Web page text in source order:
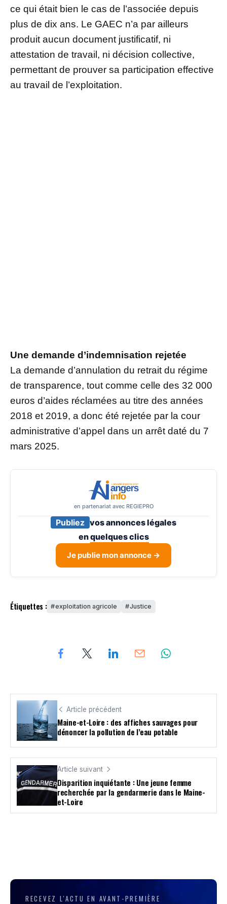
ce qui était bien le cas de l’associée depuis
plus de dix ans. Le GAEC n’a par ailleurs
produit aucun document justificatif, ni
attestation de travail, ni décision collective,
permettant de prouver sa participation effective
au travail de l’exploitation.
Une demande d’indemnisation rejetée
La demande d’annulation du retrait du régime
de transparence, tout comme celle des 32 000
euros d’aides réclamées au titre des années
2018 et 2019, a donc été rejetée par la cour
administrative d’appel dans un arrêt daté du 7
mars 2025.
en partenariat avec REGIEPRO
Publiez vos annonces légales
enquelques clics
Je publie mon annonce →
Étiquettes : exploitation agricole Justice
Article précédent
Maine-et-Loire : des affiches sauvages pour
dénoncer la pollution de l’eau potable
Article suivant
Disparition inquiétante : Une jeune femme
recherchée par la gendarmerie dans le Maine-
et-Loire
RECEVEZ L'ACTU EN AVANT-PREMIÈRE